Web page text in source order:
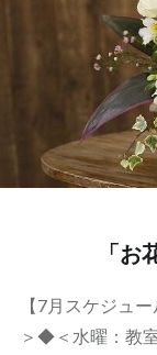
「
【7月スケジュ
＞◆＜水曜：教